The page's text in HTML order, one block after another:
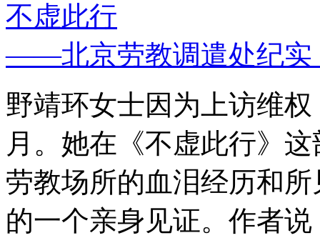
不虚此行
——北京劳教调遣处纪实
野靖环女士因为上访维
月。她在《不虚此行》
劳教场所的血泪经历和
的一个亲身见证。作者